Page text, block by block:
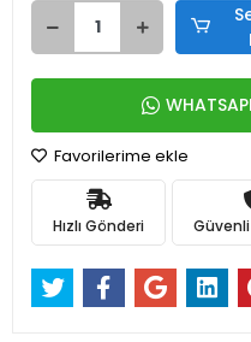
Favorilerime ekle
Hızlı Gönderi Güvenli